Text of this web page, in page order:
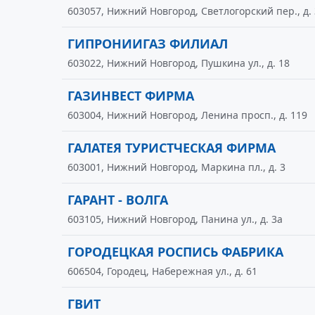
603057, Нижний Новгород, Светлогорский пер., д.
ГИПРОНИИГАЗ ФИЛИАЛ
603022, Нижний Новгород, Пушкина ул., д. 18
ГАЗИНВЕСТ ФИРМА
603004, Нижний Новгород, Ленина просп., д. 119
ГАЛАТЕЯ ТУРИСТЧЕСКАЯ ФИРМА
603001, Нижний Новгород, Маркина пл., д. 3
ГАРАНТ - ВОЛГА
603105, Нижний Новгород, Панина ул., д. 3а
ГОРОДЕЦКАЯ РОСПИСЬ ФАБРИКА
606504, Городец, Набережная ул., д. 61
ГВИТ